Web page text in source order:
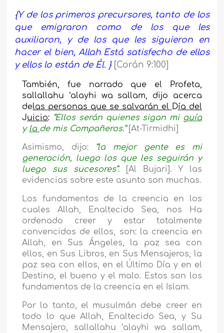
{Y de los primeros precursores, tanto de los
que emigraron como de los que les
auxiliaron, y de los que les siguieron en
hacer el bien, Allah Está satisfecho de ellos
y ellos lo están de Él. }[Corán 9:100]
También, fue narrado que el Profeta,
sallallahu ‘alayhi wa sallam, dijo acerca
delas personas que se salvarán el Día del
Juicio: “Ellos serán quienes sigan mi guía
y la de mis Compañeros.”[At-Tirmidhi]
Asimismo, dijo: “la mejor gente es mi
generación, luego los que les seguirán y
luego sus sucesores”. [Al Bujari]. Y las
evidencias sobre este asunto son muchas.
Los fundamentos de la creencia en los
cuales Allah, Enaltecido Sea, nos Ha
ordenado creer y estar totalmente
convencidos de ellos, son: la creencia en
Allah, en Sus Ángeles, la paz sea con
ellos, en Sus Libros, en Sus Mensajeros, la
paz sea con ellos, en el Último Día y en el
Destino, el bueno y el malo. Estos son los
fundamentos de la creencia en el Islam.
Por lo tanto, el musulmán debe creer en
todo lo que Allah, Enaltecido Sea, y Su
Mensajero, sallallahu ‘alayhi wa sallam,